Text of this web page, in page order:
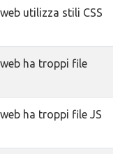
utilizza stili CSS
ha troppi file
ha troppi file JS